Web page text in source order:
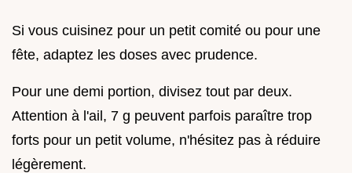
Si vous cuisinez pour un petit comité ou pour une
fête, adaptez les doses avec prudence.
Pour une demi portion, divisez tout par deux.
Attention à l'ail, 7 g peuvent parfois paraître trop
forts pour un petit volume, n'hésitez pas à réduire
légèrement.